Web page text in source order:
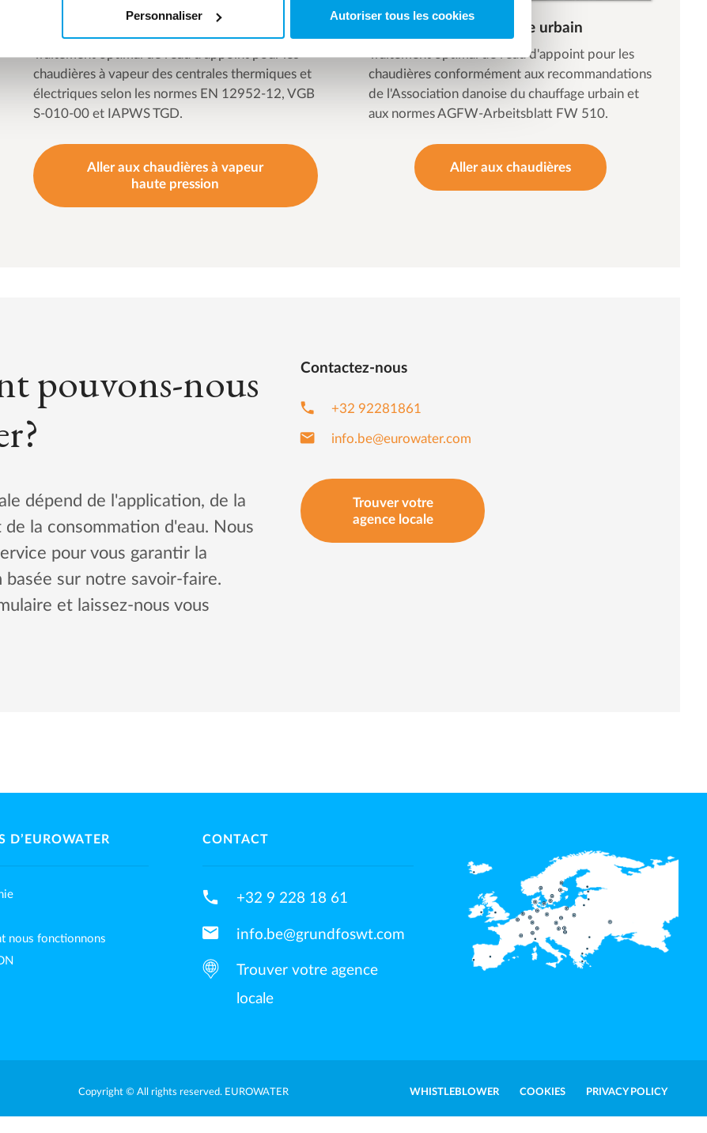
Personnaliser Autoriser tous les cookies
Traitement optimal de l'eau d'appoint pour les
chaudières à vapeur des centrales thermiques et
électriques selon les normes EN 12952-12, VGB
S-010-00 et IAPWS TGD.
Aller aux chaudières à vapeur
haute pression
Chaudières de chauffage urbain
Traitement optimal de l'eau d'appoint pour les
chaudières conformément aux recommandations
de l'Association danoise du chauffage urbain et
aux normes AGFW-Arbeitsblatt FW 510.
Aller aux chaudières
pouvons-nous
dépend de l'application, de la
la consommation d'eau. Nous
pour vous garantir la
sur notre savoir-faire.
et laissez-nous vous
Contactez-nous
phone +32 92281861
mail info.be@eurowater.com
Trouver votre
agence locale
D’EUROWATER
nous fonctionnons
CONTACT
phone +32 9 228 18 61
mail info.be@grundfoswt.com
Trouver votre agence
locale
Copyright © All rights reserved. EUROWATER WHISTLEBLOWER COOKIES PRIVACY POLICY